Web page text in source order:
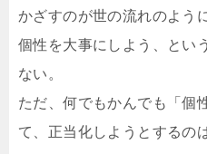
かざすのが世の流れのよう
個性を大事にしよう、とい
ない。
ただ、何でもかんでも「個
て、正当化しようとするの